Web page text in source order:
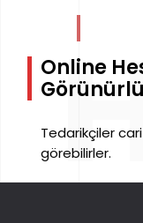
Online
Tedarikçiler
görebilirler.